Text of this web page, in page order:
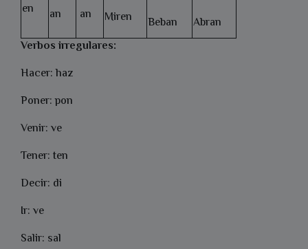
en an an Miren Beban
Abran
Verbos irregulares:
Hacer: haz
Poner: pon
Venir: ve
Tener: ten
Decir: di
Ir: ve
Salir: sal